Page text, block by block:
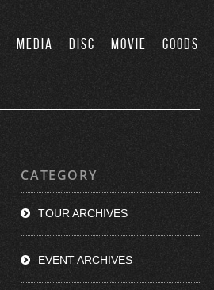
MEDIA DISC MOVIE GOODS
CATEGORY
TOUR ARCHIVES
EVENT ARCHIVES